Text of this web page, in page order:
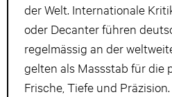
der Welt. Internationale
oder Decanter führen
regelmässig an der
gelten als Massstab für die
Frische, Tiefe und